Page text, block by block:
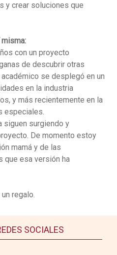
y crear soluciones que
con un proyecto
de descubrir otras
se desplegó en un
en la industria
y más recientemente en la
especiales.
siguen surgiendo y
De momento estoy
mamá y de las
que esa versión ha
regalo.
SOCIALES